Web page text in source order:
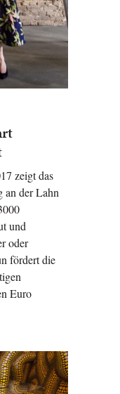
zeigt das
an der Lahn
und
oder
fördert die
Euro